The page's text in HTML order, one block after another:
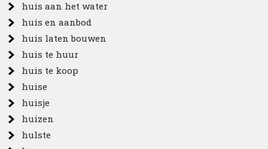
huis aan het water
huis en aanbod
huis laten bouwen
huis te huur
huis te koop
huise
huisje
huizen
hulste